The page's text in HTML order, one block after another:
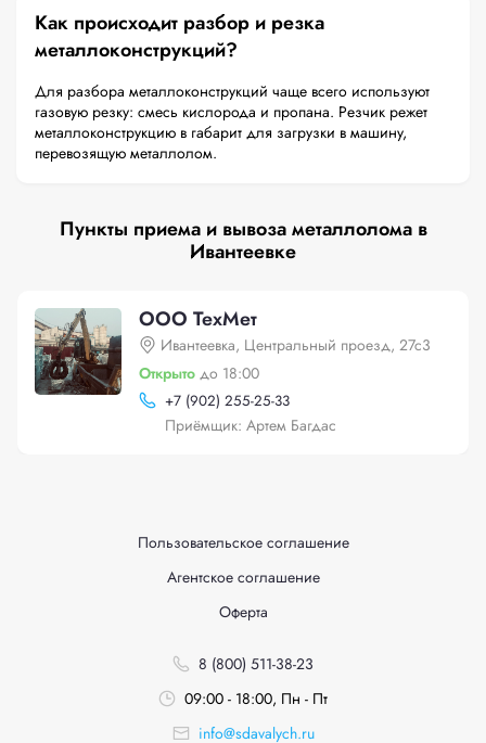
Как происходит разбор и резка
металлоконструкций?
Для разбора металлоконструкций чаще всего используют
газовую резку: смесь кислорода и пропана. Резчик режет
металлоконструкцию в габарит для загрузки в машину,
перевозящую металлолом.
Пункты приема и вывоза металлолома в
Ивантеевке
ООО ТехМет
Ивантеевка, Центральный проезд, 27с3
Открыто до 18:00
+7 (902) 255-25-33
Приёмщик: Артем Багдас
Пользовательское соглашение
Агентское соглашение
Оферта
8 (800) 511-38-23
09:00 - 18:00, Пн - Пт
info@sdavalych.ru